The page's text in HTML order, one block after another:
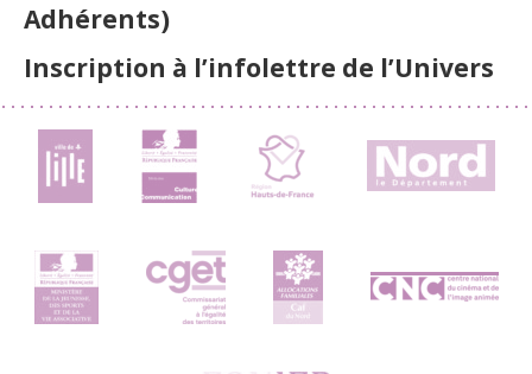
Adhérents)
Inscription à l’infolettre de l’Univers